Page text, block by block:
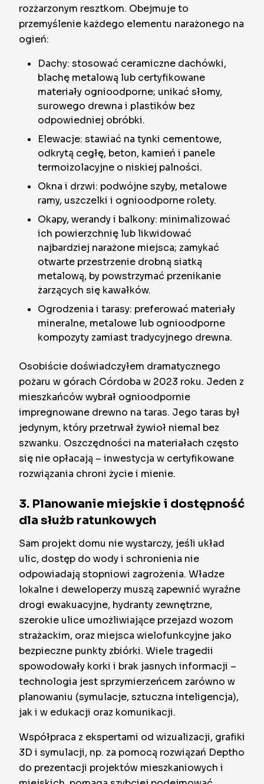
rozżarzonym resztkom. Obejmuje to
przemyślenie każdego elementu narażonego na
ogień:
Dachy: stosować ceramiczne dachówki,
blachę metalową lub certyfikowane
materiały ognioodporne; unikać słomy,
surowego drewna i plastików bez
odpowiedniej obróbki.
Elewacje: stawiać na tynki cementowe,
odkrytą cegłę, beton, kamień i panele
termoizolacyjne o niskiej palności.
Okna i drzwi: podwójne szyby, metalowe
ramy, uszczelki i ognioodporne rolety.
Okapy, werandy i balkony: minimalizować
ich powierzchnię lub likwidować
najbardziej narażone miejsca; zamykać
otwarte przestrzenie drobną siatką
metalową, by powstrzymać przenikanie
żarzących się kawałków.
Ogrodzenia i tarasy: preferować materiały
mineralne, metalowe lub ognioodporne
kompozyty zamiast tradycyjnego drewna.
Osobiście doświadczyłem dramatycznego
pożaru w górach Córdoba w 2023 roku. Jeden z
mieszkańców wybrał ognioodpornie
impregnowane drewno na taras. Jego taras był
jedynym, który przetrwał żywioł niemal bez
szwanku. Oszczędności na materiałach często
się nie opłacają – inwestycja w certyfikowane
rozwiązania chroni życie i mienie.
3. Planowanie miejskie i dostępność
dla służb ratunkowych
Sam projekt domu nie wystarczy, jeśli układ
ulic, dostęp do wody i schronienia nie
odpowiadają stopniowi zagrożenia. Władze
lokalne i deweloperzy muszą zapewnić wyraźne
drogi ewakuacyjne, hydranty zewnętrzne,
szerokie ulice umożliwiające przejazd wozom
strażackim, oraz miejsca wielofunkcyjne jako
bezpieczne punkty zbiórki. Wiele tragedii
spowodowały korki i brak jasnych informacji –
technologia jest sprzymierzeńcem zarówno w
planowaniu (symulacje, sztuczna inteligencja),
jak i w edukacji oraz komunikacji.
Współpraca z ekspertami od wizualizacji, grafiki
3D i symulacji, np. za pomocą rozwiązań Deptho
do prezentacji projektów mieszkaniowych i